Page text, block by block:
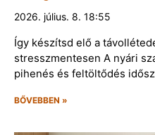
2026. július. 8. 18:55
Így készítsd elő a
stresszmentesen A nyári
pihenés és feltöltődés
BŐVEBBEN »